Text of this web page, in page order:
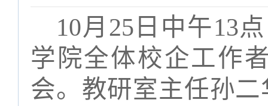
10月 25日中午13
学院全体校企工作
会。教研室主任孙